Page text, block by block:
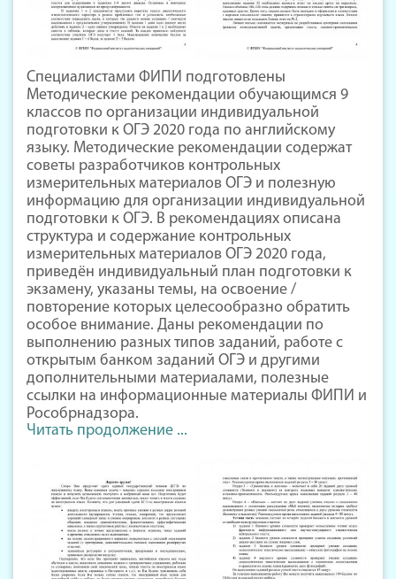
Специалистами ФИПИ подготовлены
Методические рекомендации обучающимся 9
классов по организации индивидуальной
подготовки к ОГЭ 2020 года по английскому
языку. Методические рекомендации содержат
советы разработчиков контрольных
измерительных материалов ОГЭ и полезную
информацию для организации индивидуальной
подготовки к ОГЭ. В рекомендациях описана
структура и содержание контрольных
измерительных материалов ОГЭ 2020 года,
приведён индивидуальный план подготовки к
экзамену, указаны темы, на освоение /
повторение которых целесообразно обратить
особое внимание. Даны рекомендации по
выполнению разных типов заданий, работе с
открытым банком заданий ОГЭ и другими
дополнительными материалами, полезные
ссылки на информационные материалы ФИПИ и
Рособрнадзора.
Читать продолжение ...